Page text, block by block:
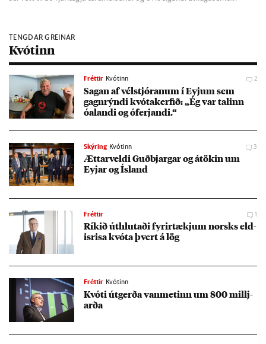
TENGDAR GREINAR
Kvótinn
Fréttir Kvótinn 2
Sag­an af vél­stjór­an­um í Eyj­um sem
gagn­rýndi kvóta­kerf­ið: „Ég var tal­inn
óalandi og óferj­andi.“
Skýring Kvótinn 3
Ætt­ar­veldi Guð­bjarg­ar og átök­in um
Eyj­ar og Ís­land
Fréttir 1
Rík­ið út­hlut­aði fyr­ir­tækj­um norsks eld­
isrisa kvóta þvert á lög
Fréttir Kvótinn
Kvóti út­gerða van­met­inn um 800 millj­
arða